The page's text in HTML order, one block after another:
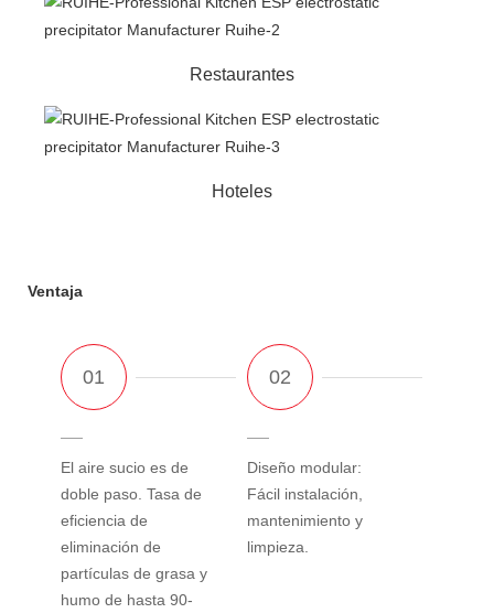
Restaurantes
Hoteles
Ventaja
El aire sucio es de
doble paso. Tasa de
eficiencia de
eliminación de
partículas de grasa y
humo de hasta 90-
Diseño modular:
Fácil instalación,
mantenimiento y
limpieza.